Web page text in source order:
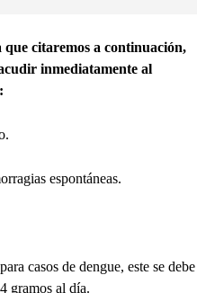
que citaremos a continuación,
inmediatamente al
espontáneas.
casos de dengue, este se debe
gramos al día.